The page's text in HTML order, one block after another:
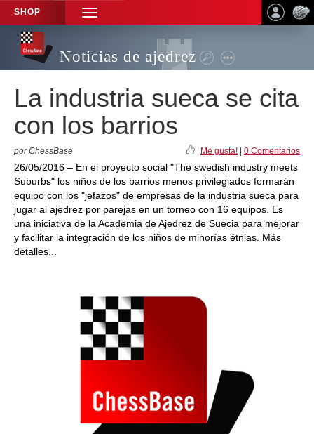
SHOP
TOGGLE
NAVIGATION
Noticias de ajedrez
La industria sueca se cita
con los barrios
por ChessBase Me gusta! 0 Comentarios
26/05/2016 – En el proyecto social "The swedish industry meets
Suburbs" los niños de los barrios menos privilegiados formarán
equipo con los "jefazos" de empresas de la industria sueca para
jugar al ajedrez por parejas en un torneo con 16 equipos. Es
una iniciativa de la Academia de Ajedrez de Suecia para mejorar
y facilitar la integración de los niños de minorías étnias. Más
detalles...